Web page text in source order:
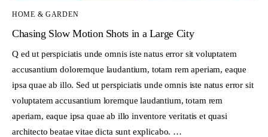
HOME & GARDEN
Chasing Slow Motion Shots in a Large City
Q ed ut perspiciatis unde omnis iste natus error sit voluptatem
accusantium doloremque laudantium, totam rem aperiam, eaque
ipsa quae ab illo. Sed ut perspiciatis unde omnis iste natus error sit
voluptatem accusantium loremque laudantium, totam rem
aperiam, eaque ipsa quae ab illo inventore veritatis et quasi
architecto beatae vitae dicta sunt explicabo. …